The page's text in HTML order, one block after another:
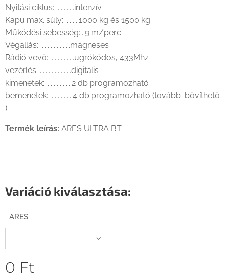
Nyitási ciklus: ............intenzív
Kapu max. súly: .........1000 kg és 1500 kg
Működési sebesség:...9 m/perc
Végállás: ....................mágneses
Rádió vevő: ................ugrókódos, 433Mhz
vezérlés: .....................digitális
kimenetek: .................2 db programozható
bemenetek: ...............4 db programozható (tovább bővíthető
)
Termék leírás: ARES ULTRA BT
Variáció kiválasztása:
ARES
0 Ft